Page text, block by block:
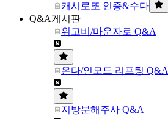
캐시로또 인증&수다
Q&A게시판
위고비/마운자로 Q&A
온다/인모드 리프팅 Q&A
지방분해주사 Q&A